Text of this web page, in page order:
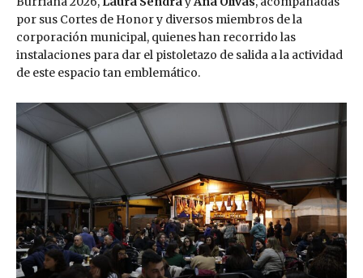
por sus Cortes de Honor y diversos miembros de la
corporación municipal, quienes han recorrido las
instalaciones para dar el pistoletazo de salida a la actividad
de este espacio tan emblemático.